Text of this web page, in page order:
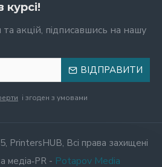
акцій, підписавшись на нашу
ВІДПРАВИТИ
і згоден з умовами
PrintersHUB, Всі права захищені
медіа‑PR - Potapov Media